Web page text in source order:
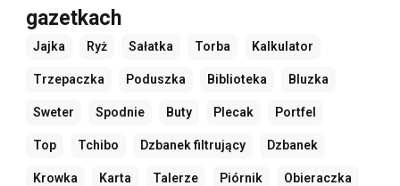
gazetkach
Jajka Ryż Sałatka Torba Kalkulator
Trzepaczka Poduszka Biblioteka Bluzka
Sweter Spodnie Buty Plecak Portfel
Top Tchibo Dzbanek filtrujący Dzbanek
Krowka Karta Talerze Piórnik Obieraczka